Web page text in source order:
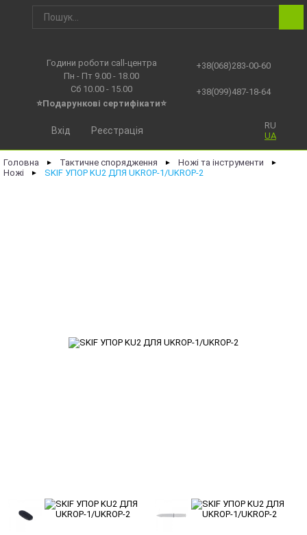
Години роботи call-центра
Пн - Пт 9.00 - 18.00
Сб 10.00 - 15.00
⭐Подарункові сертифікати⭐
+38(068)283-00-60
+38(099)487-18-64
RU
UA
Вхід Реєстрація
Головна ► Тактичне спорядження ► Ножі та інструменти ►
Ножі ► SKIF УПОР KU2 ДЛЯ UKROP-1/UKROP-2